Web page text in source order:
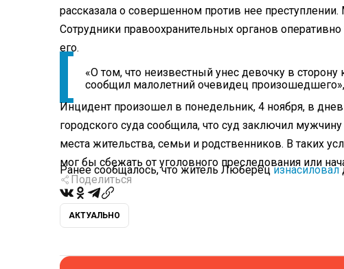
рассказала о совершенном против нее
Сотрудники правоохранительных органов
его.
«О том, что неизвестный унес девочку в
сообщил малолетний очевидец
Инцидент произошел в понедельник, 4 ноября, в
городского суда сообщила, что суд заключил
места жительства, семьи и родственников. В таких
мог бы сбежать от уголовного преследования или
Ранее сообщалось, что житель Люберецизнасиловал
Поделиться
АКТУАЛЬНО